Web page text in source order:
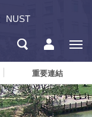
NUST
重要連結